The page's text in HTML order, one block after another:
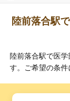
陸前落合駅
陸前落合駅で医
す。ご希望の条件